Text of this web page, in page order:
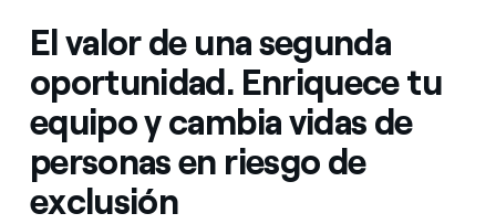
Documentos
Oportunidades
Contactos
El valor de una segunda
oportunidad. Enriquece tu
equipo y cambia vidas de
personas en riesgo de
exclusión